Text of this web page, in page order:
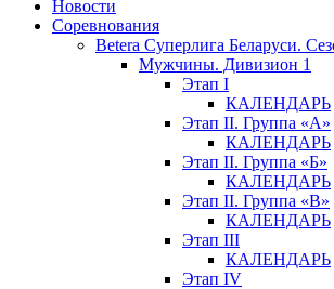
Новости
Соревнования
Betera Суперлига Беларуси.
Мужчины. Дивизион 1
Этап I
КАЛЕНДАРЬ
Этап II. Группа «А»
КАЛЕНДАРЬ
Этап II. Группа «Б»
КАЛЕНДАРЬ
Этап II. Группа «В»
КАЛЕНДАРЬ
Этап III
КАЛЕНДАРЬ
Этап IV